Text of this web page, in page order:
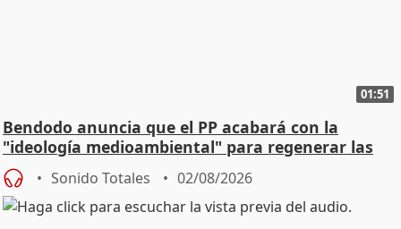
01:51
Bendodo anuncia que el PP acabará con la
"ideología medioambiental" para regenerar las
playas
Sonido Totales 02/08/2026